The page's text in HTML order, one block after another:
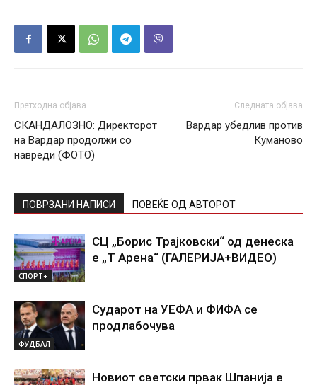
Претходна објава
СКАНДАЛОЗНО: Директорот
на Вардар продолжи со
навреди (ФОТО)
Следната објава
Вардар убедлив против
Куманово
ПОВРЗАНИ НАПИСИ ПОВЕЌЕ ОД АВТОРОТ
СПОРТ+
СЦ „Борис Трајковски“ од денеска
е „Т Арена“ (ГАЛЕРИЈА+ВИДЕО)
ФУДБАЛ
Сударот на УЕФА и ФИФА се
продлабочува
Новиот светски првак Шпанија е